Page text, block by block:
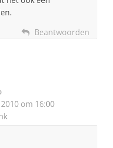
Beantwoorden
om 16:00